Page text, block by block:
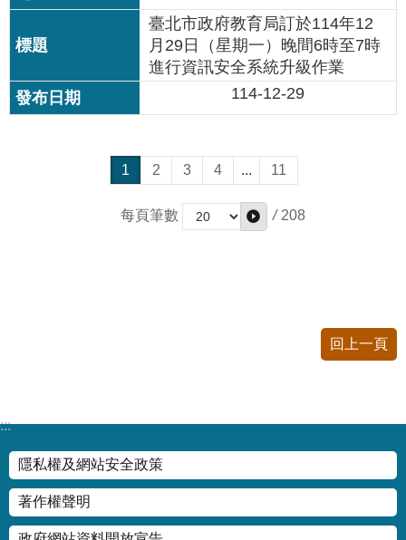
臺北市政府教育局訂於114年12
月29日（星期一）晚間6時至7時
進行資訊安全系統升級作業
114-12-29
1 2 3 4 ... 11
每頁筆數 / 208
回上一頁
:::
隱私權及網站安全政策
著作權聲明